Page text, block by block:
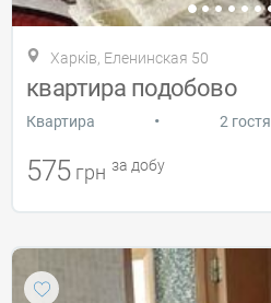
Харків, Еленинская 50
квартира подобово
Квартира • 2 гостя
575 грн за добу